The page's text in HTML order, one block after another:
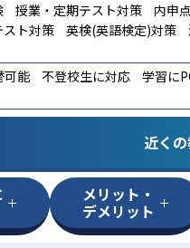
授業・定期テスト対策 内申
ト対策 英検(英語検定)対策
可能 不登校生に対応 学習に
近く
メリット・
デメリット